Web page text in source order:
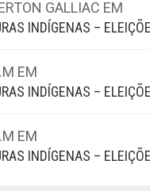
GALLIAC EM
INDÍGENAS –
EM
INDÍGENAS –
EM
INDÍGENAS –